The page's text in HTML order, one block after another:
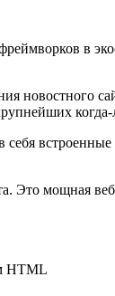
в
новостного
мощная
HTML